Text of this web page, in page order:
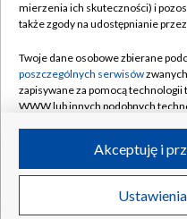
Naziemna Telewizja
Rada Programowa
System NOS
Informacje o nadawcy
Program dla prasy
Ogłoszenie przetargowe
©2026 Telewizja
mierzenia ich skuteczności) i
także zgody na udostępnianie
Twoje dane osobowe zbierane
poszczególnych serwisów
zapisywane za pomocą
WWW lub innych podobnych
ruchu w Internecie.
Twoje dane osobowe zbierane
poszczególnych serwisówna
Akceptuję i